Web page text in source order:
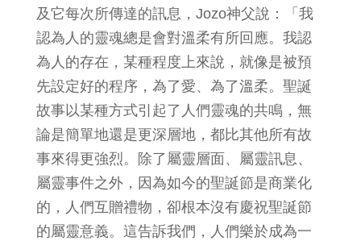
及它每次所傳達的訊息，Jozo神父說：「我
認為人的靈魂總是會對溫柔有所回應。我認
為人的存在，某種程度上來說，就像是被預
先設定好的程序，為了愛、為了溫柔。聖誕
故事以某種方式引起了人們靈魂的共鳴，無
論是簡單地還是更深層地，都比其他所有故
事來得更強烈。除了屬靈層面、屬靈訊息、
屬靈事件之外，因為如今的聖誕節是商業化
的，人們互贈禮物，卻根本沒有慶祝聖誕節
的屬靈意義。這告訴我們，人們樂於成為一